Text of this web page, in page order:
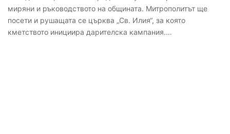
миряни и ръководството на общината. Митрополитът ще
посети и рушащата се църква „Св. Илия“, за която
кметството инициира дарителска кампания.…